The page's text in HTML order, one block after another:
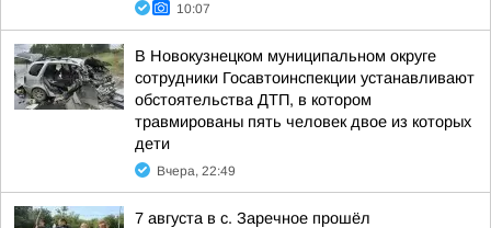
10:07
В Новокузнецком муниципальном округе
сотрудники Госавтоинспекции устанавливают
обстоятельства ДТП, в котором
травмированы пять человек двое из которых
дети
Вчера, 22:49
7 августа в с. Заречное прошёл